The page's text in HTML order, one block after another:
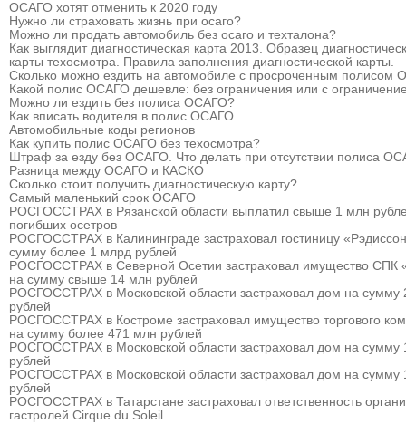
ОСАГО хотят отменить к 2020 году
Нужно ли страховать жизнь при осаго?
Можно ли продать автомобиль без осаго и техталона?
Как выглядит диагностическая карта 2013. Образец
карты техосмотра. Правила заполнения диагностической карты.
Сколько можно ездить на автомобиле с просроченным полисом
Какой полис ОСАГО дешевле: без ограничения или с
Можно ли ездить без полиса ОСАГО?
Как вписать водителя в полис ОСАГО
Автомобильные коды регионов
Как купить полис ОСАГО без техосмотра?
Штраф за езду без ОСАГО. Что делать при отсутствии полиса
Разница между ОСАГО и КАСКО
Сколько стоит получить диагностическую карту?
Самый маленький срок ОСАГО
РОСГОССТРАХ в Рязанской области выплатил свыше 1 млн
погибших осетров
РОСГОССТРАХ в Калининграде застраховал гостиницу
сумму более 1 млрд рублей
РОСГОССТРАХ в Северной Осетии застраховал имущество СПК
на сумму свыше 14 млн рублей
РОСГОССТРАХ в Московской области застраховал дом на сумму
рублей
РОСГОССТРАХ в Костроме застраховал имущество торгового
на сумму более 471 млн рублей
РОСГОССТРАХ в Московской области застраховал дом на сумму
рублей
РОСГОССТРАХ в Московской области застраховал дом на сумму
рублей
РОСГОССТРАХ в Татарстане застраховал ответственность
гастролей Cirque du Soleil